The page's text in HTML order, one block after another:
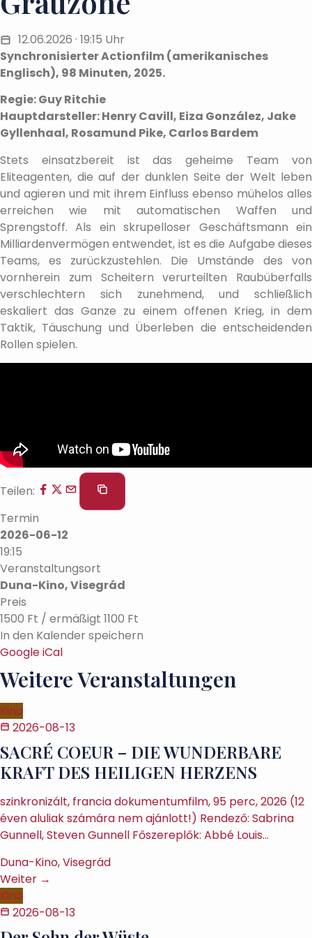
12.06.2026 · 19:15 Uhr
Synchronisierter Actionfilm (amerikanisches
Englisch), 98 Minuten, 2025.
Regie: Guy Ritchie
Hauptdarsteller: Henry Cavill, Eiza González, Jake
Gyllenhaal, Rosamund Pike, Carlos Bardem
Stets einsatzbereit ist das geheime Team von
Eliteagenten, die auf der dunklen Seite der Welt leben
und agieren und mit ihrem Einfluss ebenso mühelos alles
erreichen wie mit automatischen Waffen und
Sprengstoff. Als ein skrupelloser Geschäftsmann ein
Milliardenvermögen entwendet, ist es die Aufgabe dieses
Teams, es zurückzustehlen. Die Umstände des von
vornherein zum Scheitern verurteilten Raubüberfalls
verschlechtern sich zunehmend, und schließlich
eskaliert das Ganze zu einem offenen Krieg, in dem
Taktik, Täuschung und Überleben die entscheidenden
Rollen spielen.
Teilen:
Termin
2026-06-12
19:15
Veranstaltungsort
Duna-Kino, Visegrád
Preis
1500 Ft / ermäßigt 1100 Ft
In den Kalender speichern
GoogleiCal
Weitere Veranstaltungen
Kino
2026-08-13
SACRÉ COEUR – DIE WUNDERBARE
KRAFT DES HEILIGEN HERZENS
szinkronizált, francia dokumentumfilm, 95 perc, 2026 (12
éven aluliak számára nem ajánlott!) Rendező: Sabrina
Gunnell, Steven Gunnell Főszereplők: Abbé Louis…
Duna-Kino, Visegrád
Weiter →
Kino
2026-08-13